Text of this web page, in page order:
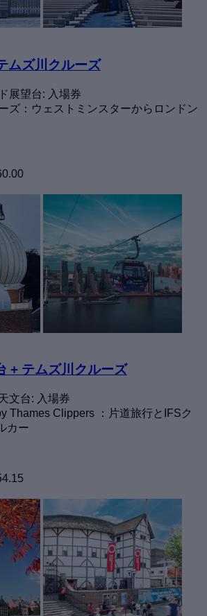
ムズ川クルーズ
展望台: 入場券
ズ：ウェストミンスターからロンドン
+ テムズ川クルーズ
文台: 入場券
Thames Clippers ：片道旅行とIFSク
カー